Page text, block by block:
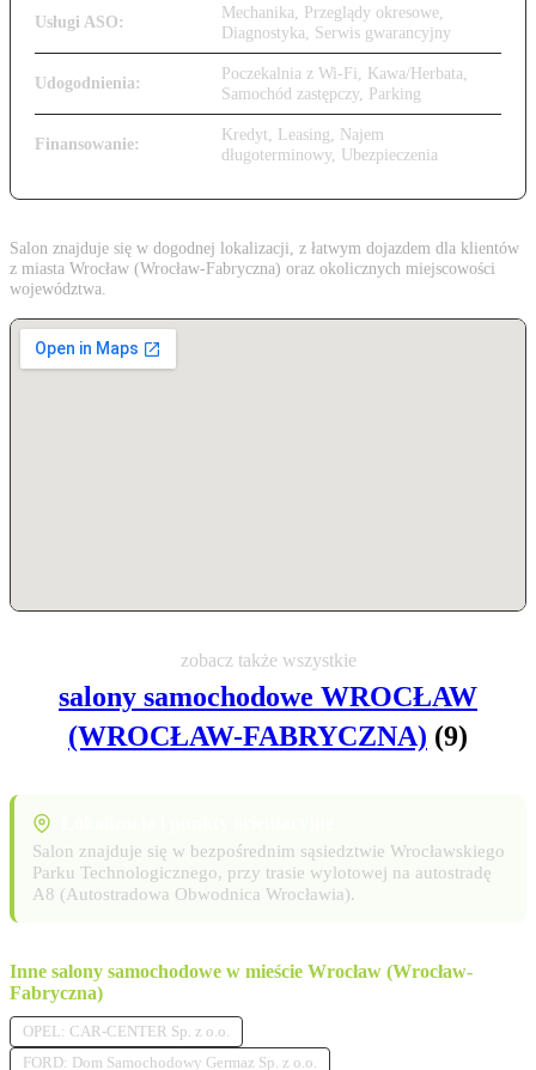
Usługi ASO:
Mechanika, Przeglądy okresowe,
Diagnostyka, Serwis gwarancyjny
Udogodnienia:
Poczekalnia z Wi-Fi, Kawa/Herbata,
Samochód zastępczy, Parking
Finansowanie:
Kredyt, Leasing, Najem
długoterminowy, Ubezpieczenia
Salon znajduje się w dogodnej lokalizacji, z łatwym dojazdem dla klientów
z miasta Wrocław (Wrocław-Fabryczna) oraz okolicznych miejscowości
województwa.
zobacz także wszystkie
salony samochodowe WROCŁAW
(WROCŁAW-FABRYCZNA) (9)
Salon znajduje się w bezpośrednim sąsiedztwie Wrocławskiego
Parku Technologicznego, przy trasie wylotowej na autostradę
A8 (Autostradowa Obwodnica Wrocławia).
Inne salony samochodowe w mieście Wrocław (Wrocław-
Fabryczna)
OPEL: CAR-CENTER Sp. z o.o.
FORD: Dom Samochodowy Germaz Sp. z o.o.